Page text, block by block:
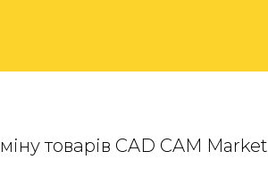
товарів CAD CAM Market